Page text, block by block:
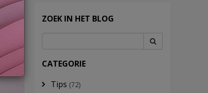
ZOEK IN HET BLOG
CATEGORIE
Tips (72)